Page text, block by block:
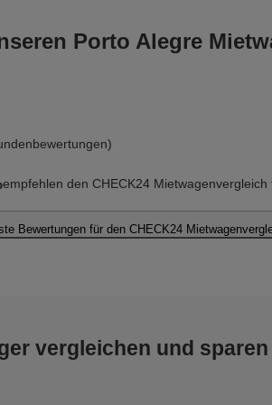
Porto Alegre
empfehlen den CHECK24
Bewertungen für den CHECK24
vergleichen und sparen